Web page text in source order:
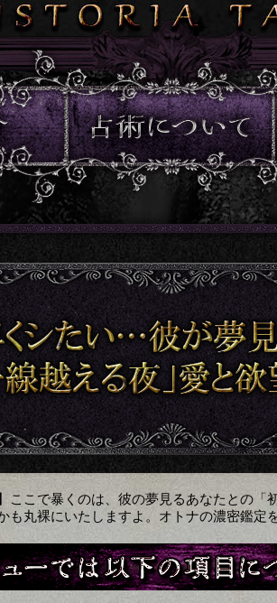
ここで暴くのは、彼の夢見るあなたとの「
も丸裸にいたしますよ。オトナの濃密鑑定